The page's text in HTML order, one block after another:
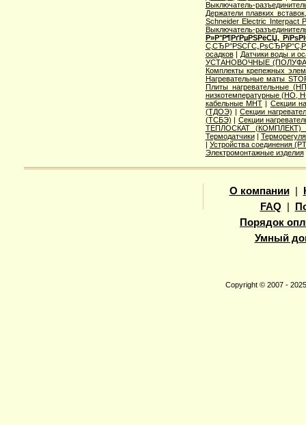
Выключатель-
Держатели плавких
Schneider Electric Interpact
Выключатель-
Р»Р°Р¶РґРµРЅРёСЏ,
осадков| Датчики воды и
УСТАНОВОЧНЫЕ
Комплекты крепежных
Нагревательные маты
Плиты нагревательные
низкотемпературные
кабельные МНТ| Секции
(ТДОЭ) |Секции
(ТСБЭ) | Секции
ТЕПЛОСКАТ (КОМПЛЕКТ)
Термодатчики|
| Устройства соединения
Электромонтажные изделия
О компании|
FAQ
Порядок
Умный
Copyright © 2007 -